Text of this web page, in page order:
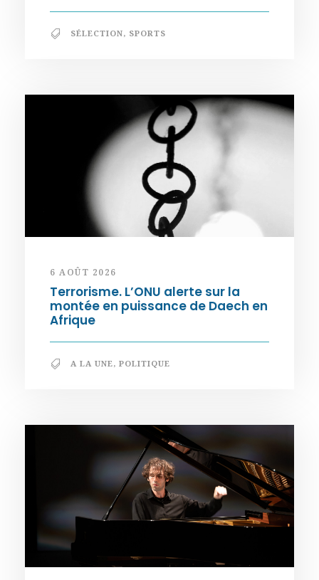
SÉLECTION, SPORTS
6 AOÛT 2026
Terrorisme. L’ONU alerte sur la
montée en puissance de Daech en
Afrique
A LA UNE, POLITIQUE